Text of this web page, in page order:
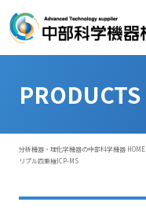
PRODUCTS
分析機器・理化学機器の中部科学機器 HOME
リプル四重極ICP-MS